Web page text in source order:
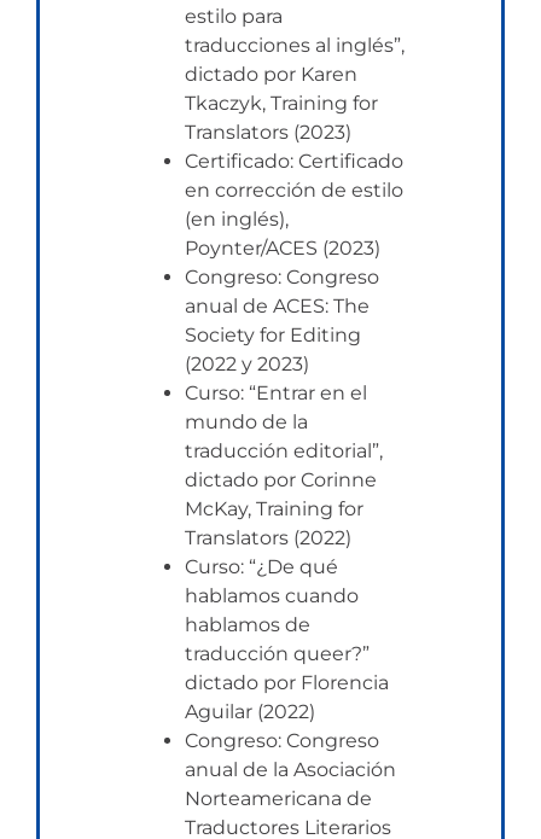
estilo para
traducciones al inglés”,
dictado por Karen
Tkaczyk, Training for
Translators (2023)
Certificado: Certificado
en corrección de estilo
(en inglés),
Poynter/ACES (2023)
Congreso: Congreso
anual de ACES: The
Society for Editing
(2022 y 2023)
Curso: “Entrar en el
mundo de la
traducción editorial”,
dictado por Corinne
McKay, Training for
Translators (2022)
Curso: “¿De qué
hablamos cuando
hablamos de
traducción queer?”
dictado por Florencia
Aguilar (2022)
Congreso: Congreso
anual de la Asociación
Norteamericana de
Traductores Literarios